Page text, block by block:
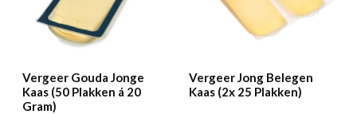
Vergeer Gouda Jonge
Kaas (50 Plakken á 20
Gram)
Vergeer Jong Belegen
Kaas (2x 25 Plakken)